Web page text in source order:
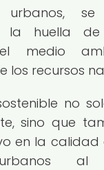
urbanos,
la huella
medio
los recursos
no
sino que
en la calidad
urbanos